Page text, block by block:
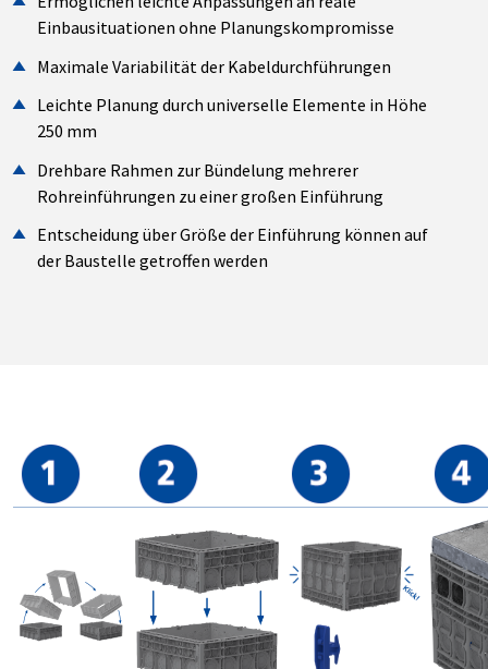
Einbausituationen ohne Planungskompromisse
Maximale Variabilität der Kabeldurchführungen
Leichte Planung durch universelle Elemente in Höhe
250 mm
Drehbare Rahmen zur Bündelung mehrerer
Rohreinführungen zu einer großen Einführung
Entscheidung über Größe der Einführung können auf
der Baustelle getroffen werden